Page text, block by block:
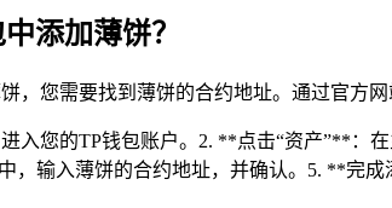
添加薄饼？
，您需要找到薄饼的合约地址。通过官方
入您的TP钱包账户。2. **点击“资产”**：
，输入薄饼的合约地址，并确认。5. **完